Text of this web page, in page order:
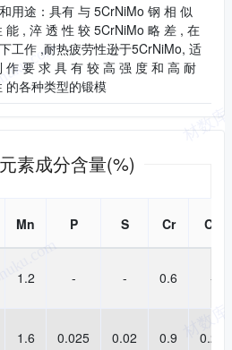
用途：具有 与 5CrNiMo 钢 相 似
能 , 淬 透 性 较 5CrNiMo 略 差 , 在
工作 ,耐热疲劳性逊于5CrNiMo, 适
作 要 求 具 有 较 高 强 度 和 高 耐
的各种类型的锻模
素成分含量(%)
Mn P S Cr Cu
1.2 - - 0.6 -
1.6 0.025 0.02 0.9 0.25